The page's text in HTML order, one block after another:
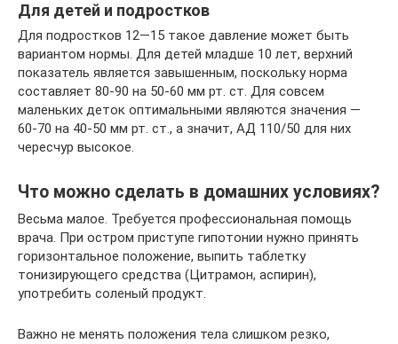
Для детей и подростков
Для подростков 12—15 такое давление может быть
вариантом нормы. Для детей младше 10 лет, верхний
показатель является завышенным, поскольку норма
составляет 80-90 на 50-60 мм рт. ст. Для совсем
маленьких деток оптимальными являются значения —
60-70 на 40-50 мм рт. ст., а значит, АД 110/50 для них
чересчур высокое.
Что можно сделать в домашних условиях?
Весьма малое. Требуется профессиональная помощь
врача. При остром приступе гипотонии нужно принять
горизонтальное положение, выпить таблетку
тонизирующего средства (Цитрамон, аспирин),
употребить соленый продукт.
Важно не менять положения тела слишком резко,